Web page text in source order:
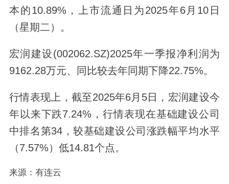
本的10.89%，上市流通日为2025年6月10日
（星期二）。
宏润建设(002062.SZ)2025年一季报净利润为
9162.28万元、同比较去年同期下降22.75%。
行情表现上，截至2025年6月5日，宏润建设今
年以来下跌7.24%，行情表现在基础建设公司
中排名第34，较基础建设公司涨跌幅平均水平
（7.57%）低14.81个点。
来源：有连云